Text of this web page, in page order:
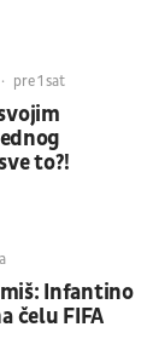
pre 1 sat
to?!
Infantino
čelu FIFA